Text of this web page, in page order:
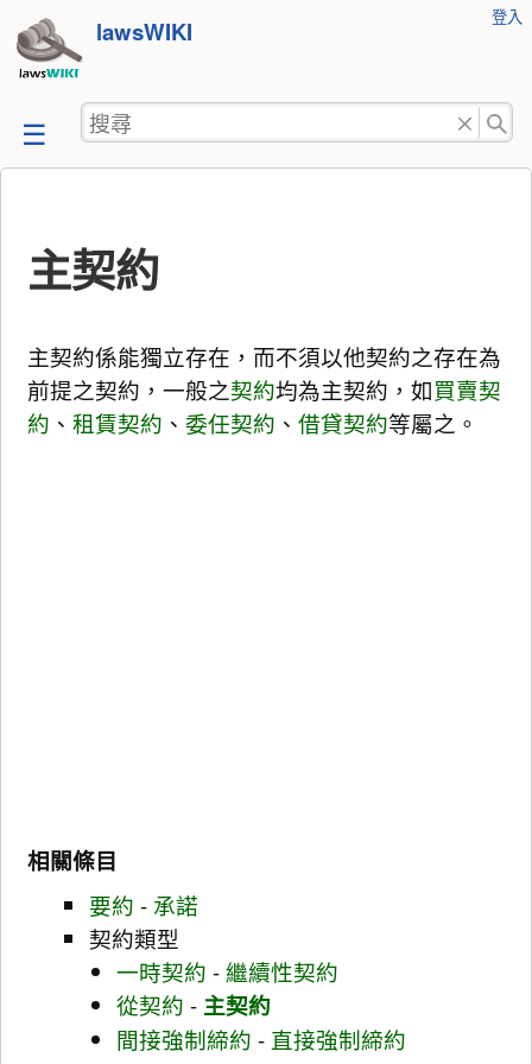
跳
至
容
lawsWIKI
工
登入
搜
尋
主契約
主契約係能獨立存在，而不須以他契約之存在為
前提之契約，一般之契約均為主契約，如買賣契
約 、租賃契約 、委任契約 、借貸契約等屬之。
相關條目
要約 - 承諾
契約類型
一時契約 -繼續性契約
從契約 - 主契約
間接強制締約 - 直接強制締約